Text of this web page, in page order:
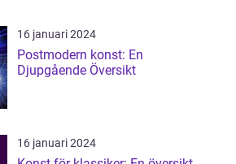
16 januari 2024
Postmodern konst: En
Djupgående Översikt
16 januari 2024